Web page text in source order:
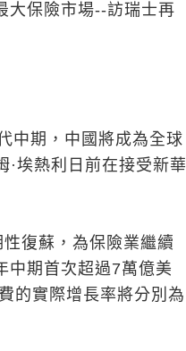
大保險市場--訪瑞士再
中期，中國將成為全球
·埃熱利日前在接受新華
復蘇，為保險業繼續
中期首次超過7萬億美
的實際增長率將分別為